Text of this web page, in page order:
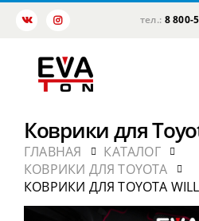
тел.: 8 800-
Коврики для
ГЛАВНАЯ
КАТАЛОГ
КОВРИКИ ДЛЯ TOYOTA
КОВРИКИ ДЛЯ TOYOTA